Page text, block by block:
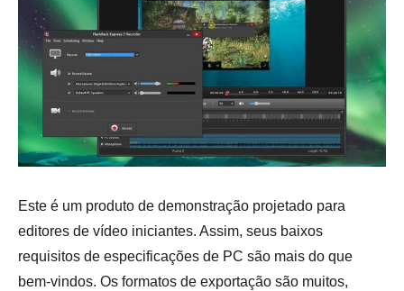
Este é um produto de demonstração projetado para
editores de vídeo iniciantes. Assim, seus baixos
requisitos de especificações de PC são mais do que
bem-vindos. Os formatos de exportação são muitos,